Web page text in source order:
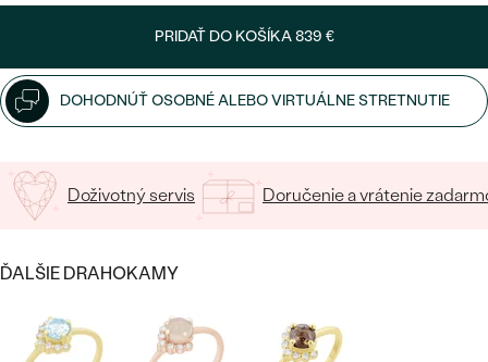
Najpredávanejšie
svadobné
obrúčky
PREZRIEŤ
PODĽA MATERIÁLU
ZLATO
PLATINA
STRIEBRO
S DRAHOKAMAMI
S LAB GROWN DIAMANTMI
PODĽA ŠTÝLU
PERSONALIZOVANÉ
SYMBOLICKÉ
CENOVO DOSTUPNÉ
LUXUSNÉ
LUXUSNÉ
PRIDAŤ DO KOŠÍKA839 €
DOHODNÚŤ OSOBNÉ ALEBO VIRTUÁLNE STRETNUTIE
Doživotný servis Doručenie a vrátenie
ĎALŠIE DRAHOKAMY